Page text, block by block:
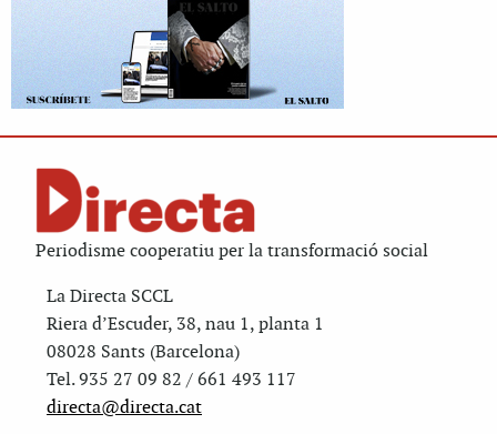
Periodisme cooperatiu per la transformació social
La Directa SCCL
Riera d’Escuder, 38, nau 1, planta 1
08028 Sants (Barcelona)
Tel. 935 27 09 82 / 661 493 117
directa@directa.cat